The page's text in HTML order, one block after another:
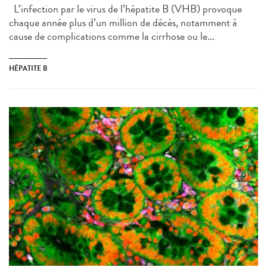
L’infection par le virus de l’hépatite B (VHB) provoque
chaque année plus d’un million de décès, notamment à
cause de complications comme la cirrhose ou le...
HÉPATITE B